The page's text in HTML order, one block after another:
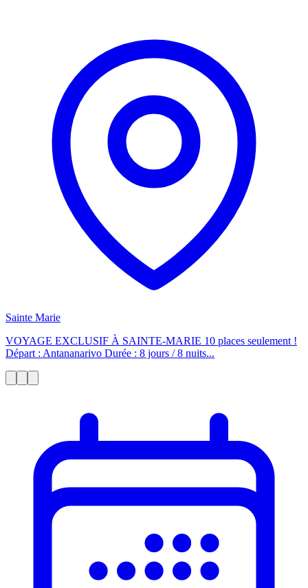
Sainte Marie
VOYAGE EXCLUSIF À SAINTE-MARIE 10 places seulement !
Départ : Antananarivo Durée : 8 jours / 8 nuits...